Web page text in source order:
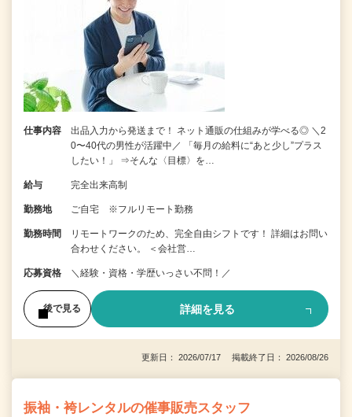
仕事内容
出品入力から発送まで！ ネット通販の仕組みが学べる◎ ＼2
0〜40代の男性が活躍中／ 「毎月の給料に“あと少し”プラス
したい！」 ⇒そんな〈目標〉を…
給与 完全出来高制
勤務地 ご自宅 ※フルリモート勤務
勤務時間
リモートワークのため、完全自由シフトです！ 詳細はお問い
合わせください。 ＜会社営…
応募資格 ＼経験・資格・学歴いっさい不問！／
後で見る 詳細を見る
更新日： 2026/07/17 掲載終了日： 2026/08/26
振袖・袴レンタルの催事販売スタッフ